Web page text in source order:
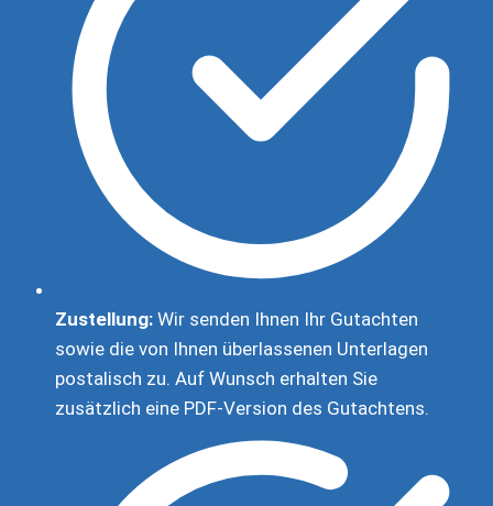
Zustellung:Wir senden Ihnen Ihr Gutachten
sowie die von Ihnen überlassenen Unterlagen
postalisch zu. Auf Wunsch erhalten Sie
zusätzlich eine PDF-Version des Gutachtens.